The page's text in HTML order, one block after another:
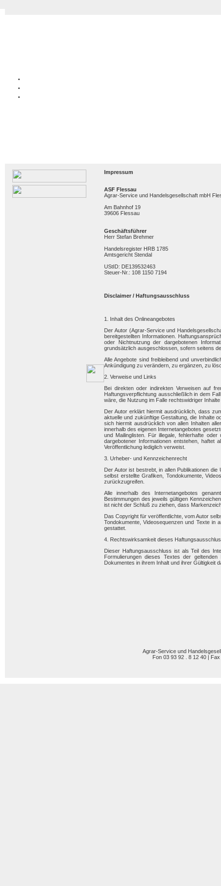
Impressum
ASF Flessau
Agrar-Service und Handelsgesellschaft mbH
Am Bahnhof 19
39606 Flessau
Geschäftsführer
Herr Stefan Brehmer
Handelsregister HRB 1785
Amtsgericht Stendal
UStID: DE139532463
Steuer-Nr.: 108 1150 7194
Disclaimer / Haftungsausschluss
1. Inhalt des Onlineangebotes
Der Autor (Agrar-Service und
bereitgestellten Informationen.
oder Nichtnutzung der dargebotenen
grundsätzlich ausgeschlossen, sofern seitens
Alle Angebote sind freibleibend und
Ankündigung zu verändern, zu ergänzen, zu
2. Verweise und Links
Bei direkten oder indirekten Verweisen auf
Haftungsverpflichtung ausschließlich in dem
wäre, die Nutzung im Falle rechtswidriger
Der Autor erklärt hiermit ausdrücklich, dass
aktuelle und zukünftige Gestaltung, die Inhalte
sich hiermit ausdrücklich von allen Inhalten
innerhalb des eigenen Internetangebotes
und Mailinglisten. Für illegale, fehlerhafte
dargebotener Informationen entstehen, haftet
Veröffentlichung lediglich verweist.
3. Urheber- und Kennzeichenrecht
Der Autor ist bestrebt, in allen Publikationen
selbst erstellte Grafiken, Tondokumente,
zurückzugreifen.
Alle innerhalb des Internetangebotes
Bestimmungen des jeweils gültigen
ist nicht der Schluß zu ziehen, dass
Das Copyright für veröffentlichte, vom Autor
Tondokumente, Videosequenzen und Texte in
gestattet.
4. Rechtswirksamkeit dieses
Dieser Haftungsausschluss ist als Teil des
Formulierungen dieses Textes der
Dokumentes in ihrem Inhalt und ihrer Gültigkeit
Agrar-Service und
Fon 03 93 92 . 8 12 40 |